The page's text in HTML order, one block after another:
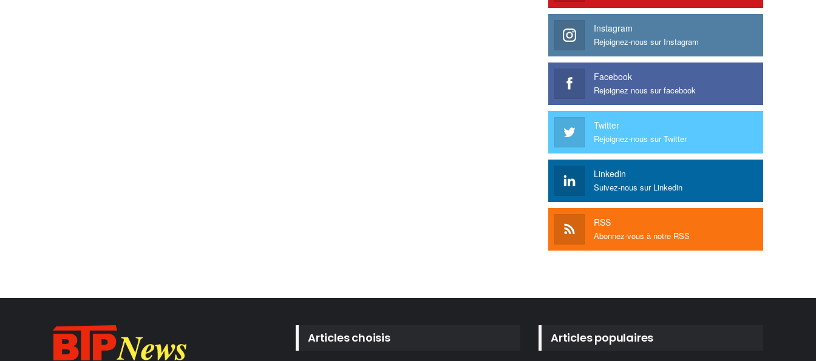
Instagram
Rejoignez-nous sur Instagram
Facebook
Rejoignez nous sur facebook
Twitter
Rejoignez-nous sur Twitter
Linkedin
Suivez-nous sur Linkedin
RSS
Abonnez-vous à notre RSS
Articles choisis Articles populaires